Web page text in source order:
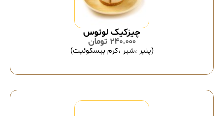
چیزکیک لوتوس
240.000 تومان
(پنیر ،شیر ،کرم بیسکوئیت)